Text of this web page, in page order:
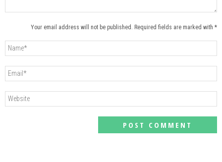
Your email address will not be published. Required fields are marked with *